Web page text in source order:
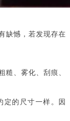
缺憾，若发现存在
糙、雾化、刮痕、
定的尺寸一样。因